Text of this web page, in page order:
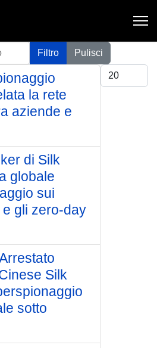
Filtro
Pulisci
Visualizza #
la rete
aziende e
di Silk
globale
sui
gli zero-day
Silk
sotto